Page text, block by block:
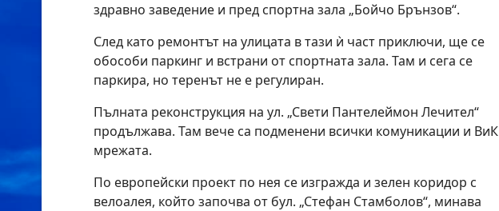
здравно заведение и пред спортна зала „Бойчо Брънзов“.
След като ремонтът на улицата в тази ѝ част приключи, ще се
обособи паркинг и встрани от спортната зала. Там и сега се
паркира, но теренът не е регулиран.
Пълната реконструкция на ул. „Свети Пантелеймон Лечител“
продължава. Там вече са подменени всички комуникации и ВиК
мрежата.
По европейски проект по нея се изгражда и зелен коридор с
велоалея, който започва от бул. „Стефан Стамболов“, минава